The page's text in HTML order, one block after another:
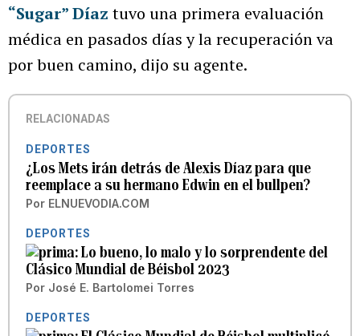
“Sugar” Díaz tuvo una primera evaluación
médica en pasados días y la recuperación va
por buen camino, dijo su agente.
RELACIONADAS
DEPORTES
¿Los Mets irán detrás de Alexis Díaz para que
reemplace a su hermano Edwin en el bullpen?
Por ELNUEVODIA.COM
DEPORTES
Lo bueno, lo malo y lo sorprendente del
Clásico Mundial de Béisbol 2023
Por José E. Bartolomei Torres
DEPORTES